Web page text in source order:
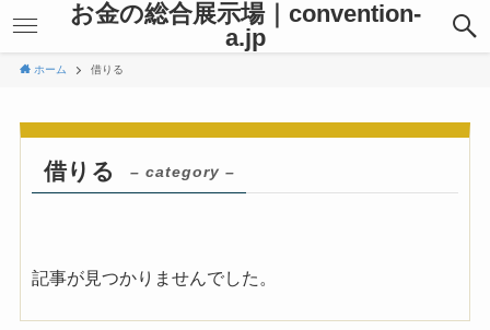
お金の総合展示場｜convention-
a.jp
ホーム 借りる
借りる – category –
記事が見つかりませんでした。